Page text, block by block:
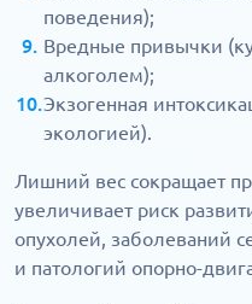
поведения);
Вредные привычки
алкоголем);
Экзогенная
экологией).
Лишний вес сокращает
увеличивает риск
опухолей, заболеваний
и патологий опорно-